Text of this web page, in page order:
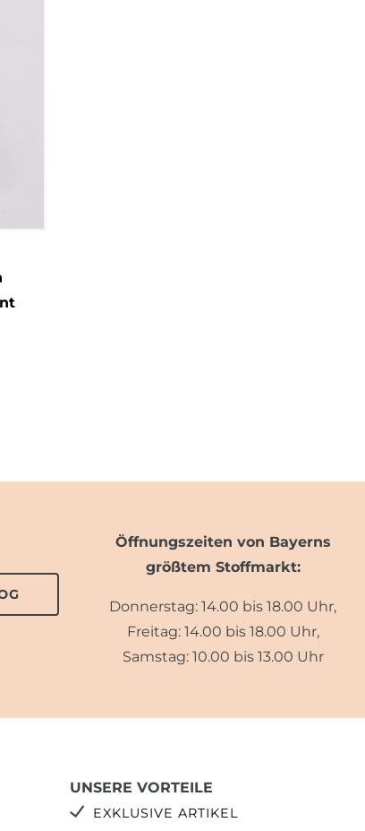
Öffnungszeiten von Bayerns
größtem Stoffmarkt:
Donnerstag: 14.00 bis 18.00 Uhr,
Freitag: 14.00 bis 18.00 Uhr,
Samstag: 10.00 bis 13.00 Uhr
UNSERE VORTEILE
EXKLUSIVE ARTIKEL